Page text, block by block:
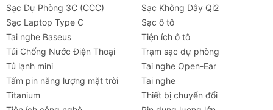
Sạc Dự Phòng 3C (CCC)
Sạc Không Dây Qi2
Sạc Laptop Type C
Sạc ô tô
Tai nghe Baseus
Tiện ích ô tô
Túi Chống Nước Điện Thoại
Trạm sạc dự phòng
Tủ lạnh mini
Tai nghe Open-Ear
Tấm pin năng lượng mặt trời
Tai nghe
Titanium
Thiết bị chuyển đổi